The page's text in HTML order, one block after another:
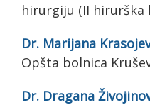
hirurgiju (II hirurška
Dr. Marijana
Opšta bolnica
Dr. Dragana